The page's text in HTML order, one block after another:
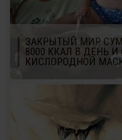
ЗАКРЫТЫЙ МИР
8000 ККАЛ В ДЕНЬ И
КИСЛОРОДНОЙ